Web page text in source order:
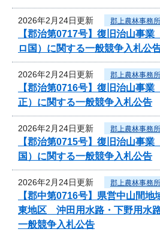
2026年2月24日更新 郡上農林事務所
【郡治第0717号】復旧治山事
ロ国）に関する一般競争入札公
2026年2月24日更新 郡上農林事務所
【郡治第0716号】復旧治山事
正）に関する一般競争入札公告
2026年2月24日更新 郡上農林事務所
【郡治第0715号】復旧治山事
国）に関する一般競争入札公告
2026年2月24日更新 郡上農林事務所
【郡中第0716号】県営中山間
東地区 沖田用水路・下野用水
一般競争入札公告